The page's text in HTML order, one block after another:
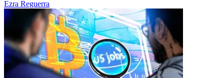
Ezra Reguerra